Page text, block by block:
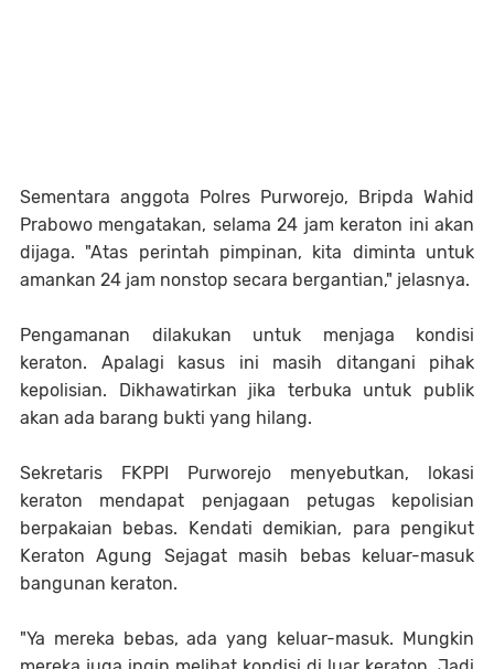
Sementara anggota Polres Purworejo, Bripda Wahid
Prabowo mengatakan, selama 24 jam keraton ini akan
dijaga. "Atas perintah pimpinan, kita diminta untuk
amankan 24 jam nonstop secara bergantian," jelasnya.
Pengamanan dilakukan untuk menjaga kondisi
keraton. Apalagi kasus ini masih ditangani pihak
kepolisian. Dikhawatirkan jika terbuka untuk publik
akan ada barang bukti yang hilang.
Sekretaris FKPPI Purworejo menyebutkan, lokasi
keraton mendapat penjagaan petugas kepolisian
berpakaian bebas. Kendati demikian, para pengikut
Keraton Agung Sejagat masih bebas keluar-masuk
bangunan keraton.
"Ya mereka bebas, ada yang keluar-masuk. Mungkin